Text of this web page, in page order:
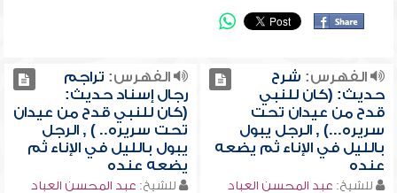
الفهرس: شرح
حديث: (كان للنبي
قدح من عيدان تحت
سريره...) , الرجل يبول
بالليل في الإناء ثم يضعه
عنده
للشيخ: عبد المحسن العباد
الفهرس: تراجم
رجال إسناد حديث:
(كان للنبي قدح من عيدان
تحت سريره.. ) , الرجل
يبول بالليل في الإناء ثم
يضعه عنده
للشيخ: عبد المحسن العباد